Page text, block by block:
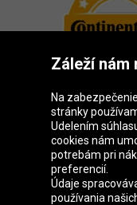
Skupina
Záleží nám
Na
stránky
Udelením
cookies nám
potrebám pri
preferencií.
Údaje
používania